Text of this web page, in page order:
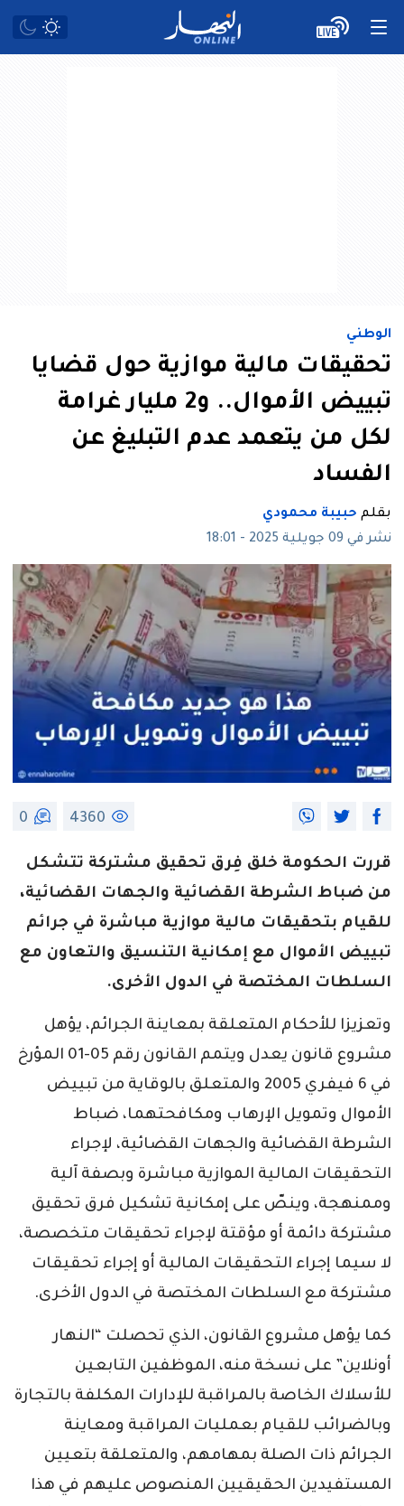
الوطني
تحقيقات مالية موازية حول قضايا
تبييض الأموال.. و2 مليار غرامة
لكل من يتعمد عدم التبليغ عن
الفساد
بقلم حبيبة محمودي
نشر في 09 جويلية 2025 - 18:01
4360
0
قررت الحكومة خلق فِرق تحقيق مشتركة تتشكل
من ضباط الشرطة القضائية والجهات القضائية،
للقيام بتحقيقات مالية موازية مباشرة في جرائم
تبييض الأموال مع إمكانية التنسيق والتعاون مع
السلطات المختصة في الدول الأخرى.
وتعزيزا للأحكام المتعلقة بمعاينة الجرائم، يؤهل
مشروع قانون يعدل ويتمم القانون رقم 05-01 المؤرخ
في 6 فيفري 2005 والمتعلق بالوقاية من تبييض
الأموال وتمويل الإرهاب ومكافحتهما، ضباط
الشرطة القضائية والجهات القضائية، لإجراء
التحقيقات المالية الموازية مباشرة وبصفة آلية
وممنهجة، وينصّ على إمكانية تشكيل فرق تحقيق
مشتركة دائمة أو مؤقتة لإجراء تحقيقات متخصصة،
لا سيما إجراء التحقيقات المالية أو إجراء تحقيقات
مشتركة مع السلطات المختصة في الدول الأخرى.
كما يؤهل مشروع القانون، الذي تحصلت “النهار
أونلاين” على نسخة منه، الموظفين التابعين
للأسلاك الخاصة بالمراقبة للإدارات المكلفة بالتجارة
وبالضرائب للقيام بعمليات المراقبة ومعاينة
الجرائم ذات الصلة بمهامهم، والمتعلقة بتعيين
المستفيدين الحقيقيين المنصوص عليهم في هذا